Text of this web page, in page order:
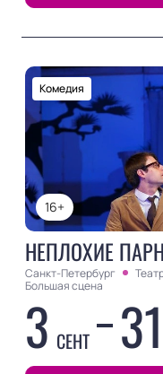
16+
Комедия
НЕПЛОХИЕ
Санкт-Петербург
Большая сцена
3 СЕНТ 31